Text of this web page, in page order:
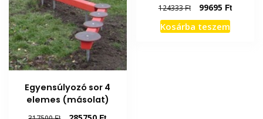
Egyensúlyozó sor 4
elemes (másolat)
124333Ft
Original
price
was:
99695 FtCurrent
Kosárba teszem